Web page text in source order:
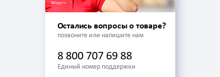
Остались вопросы о товаре?
позвоните или напишите нам
8 800 707 69 88
Единый номер поддержки